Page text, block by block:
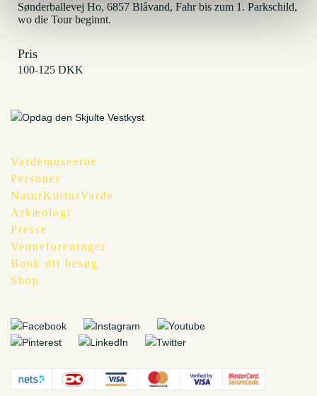
Sønderballevej Ho, 6857 Blåvand, Fahr bis zum 1. Parkschild,
wo die Tour beginnt.
Pris
100-125 DKK
Vardemuseerne
Personer
NaturKulturVarde
Arkæologi
Presse
Venneforeninger
Book dit besøg
Shop